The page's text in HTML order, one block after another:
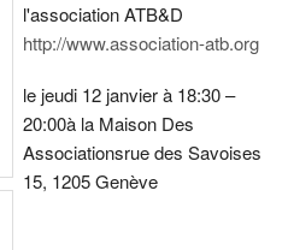
l'association ATB&D
http://www.association-atb.org
le jeudi 12 janvier à 18:30 –
20:00à la Maison Des
Associationsrue des Savoises
15, 1205 Genève